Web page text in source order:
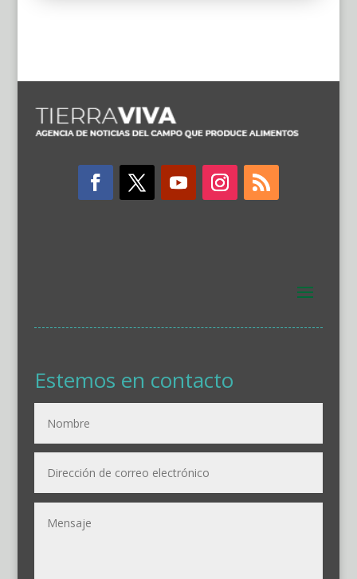
Estemos en contacto